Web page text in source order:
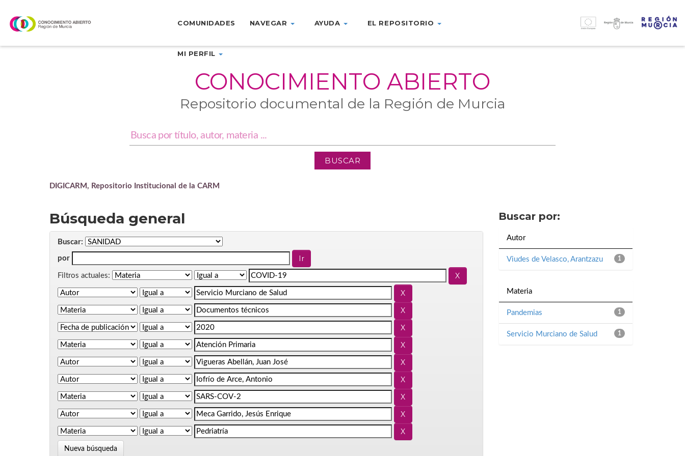
navigation
COMUNIDADES NAVEGAR AYUDA EL REPOSITORIO
MI PERFIL
CONOCIMIENTO ABIERTO
Repositorio documental de la Región de Murcia
DIGICARM, Repositorio Institucional de la CARM
Búsqueda general
Buscar:
por
Filtros actuales:
Nueva búsqueda
Buscar por:
Autor
1
Viudes de Velasco, Arantzazu
Materia
1
Pandemias
1
Servicio Murciano de Salud